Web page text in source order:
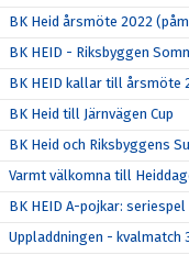
BK Heid årsmöte 2022
BK HEID - Riksbyggen
BK HEID kallar till årsmöte
BK Heid till Järnvägen Cup
BK Heid och Riksbyggens
Varmt välkomna till
BK HEID A-pojkar:
Uppladdningen - kvalmatch